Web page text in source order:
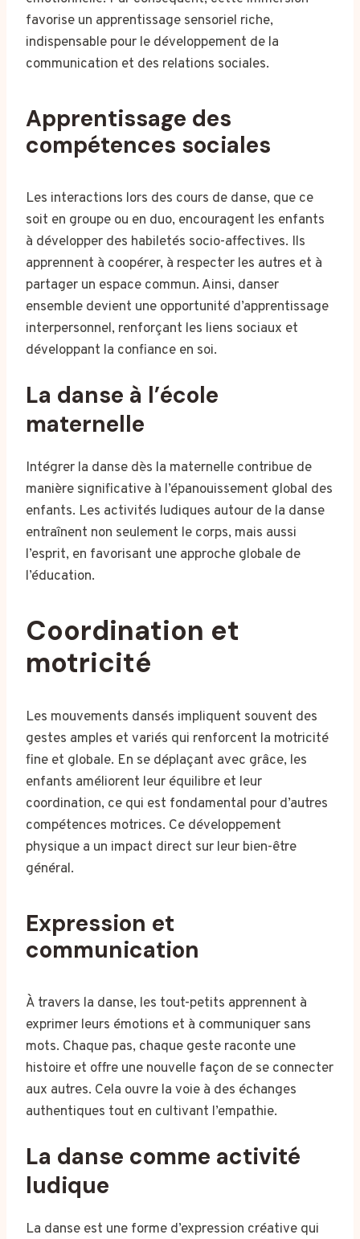
favorise un apprentissage sensoriel riche,
indispensable pour le développement de la
communication et des relations sociales.
Apprentissage des
compétences sociales
Les interactions lors des cours de danse, que ce
soit en groupe ou en duo, encouragent les enfants
à développer des habiletés socio-affectives. Ils
apprennent à coopérer, à respecter les autres et à
partager un espace commun. Ainsi, danser
ensemble devient une opportunité d’apprentissage
interpersonnel, renforçant les liens sociaux et
développant la confiance en soi.
La danse à l’école
maternelle
Intégrer la danse dès la maternelle contribue de
manière significative à l’épanouissement global des
enfants. Les activités ludiques autour de la danse
entraînent non seulement le corps, mais aussi
l’esprit, en favorisant une approche globale de
l’éducation.
Coordination et
motricité
Les mouvements dansés impliquent souvent des
gestes amples et variés qui renforcent la motricité
fine et globale. En se déplaçant avec grâce, les
enfants améliorent leur équilibre et leur
coordination, ce qui est fondamental pour d’autres
compétences motrices. Ce développement
physique a un impact direct sur leur bien-être
général.
Expression et
communication
À travers la danse, les tout-petits apprennent à
exprimer leurs émotions et à communiquer sans
mots. Chaque pas, chaque geste raconte une
histoire et offre une nouvelle façon de se connecter
aux autres. Cela ouvre la voie à des échanges
authentiques tout en cultivant l’empathie.
La danse comme activité
ludique
La danse est une forme d’expression créative qui